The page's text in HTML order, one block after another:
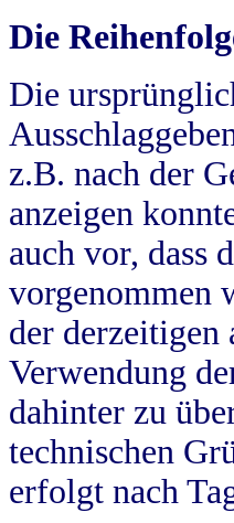
Die
Die
z.B. nach der
anzeigen
auch vor, dass
vorgenommen
der derzeitigen
Verwendung
dahinter zu
technischen
erfolgt nach